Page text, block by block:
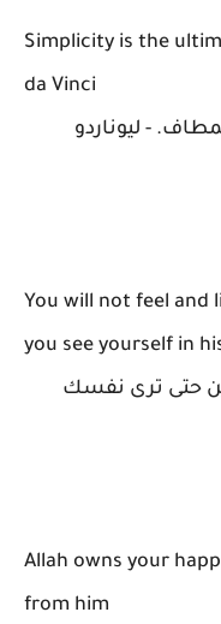
Simplicity is the
da Vinci
- ليوناردو
You will not feel and
you see yourself in
حتى ترى نفسك
Allah owns your
from him